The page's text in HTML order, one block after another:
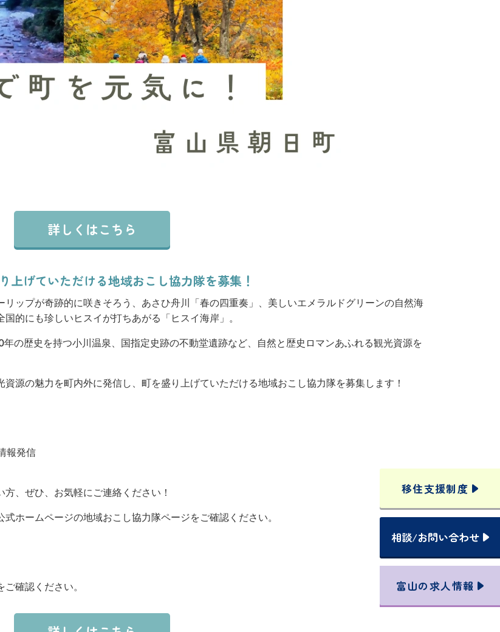
詳しくはこちら
上げていただける地域おこし協力隊を募集 ！
ップが奇跡的に咲きそろう、あさひ舟川「春の四重奏」、美しいエメラルドグリーンの自然海
的にも珍しいヒスイが打ちあがる「ヒスイ海岸」。
の歴史を持つ小川温泉、国指定史跡の不動堂遺跡など、自然と歴史ロマンあふれる観光資源を
源の魅力を町内外に発信し、町を盛り上げていただける地域おこし協力隊を募集します！
報発信
、ぜひ、お気軽にご連絡ください！
ホームページの地域おこし協力隊ページをご確認ください。
ご確認ください。
移住支援制度
相談/お問い合わせ
富山の求人情報